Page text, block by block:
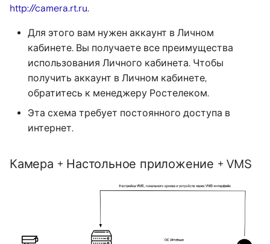
http://camera.rt.ru.
Для этого вам нужен аккаунт в Личном
кабинете. Вы получаете все преимущества
использования Личного кабинета. Чтобы
получить аккаунт в Личном кабинете,
обратитесь к менеджеру Ростелеком.
Эта схема требует постоянного доступа в
интернет.
Камера + Настольное приложение + VMS